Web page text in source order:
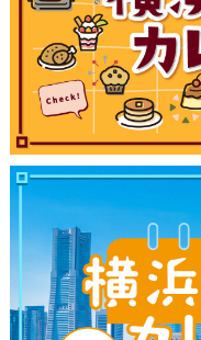
観光ガイド
ランキング
ブログ記事